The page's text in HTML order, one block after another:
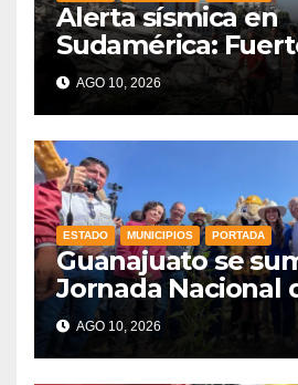
Alerta sísmica en
Sudamérica:
terremoto de
sacude diversas
AGO 10, 2026
ESTADO MUNICIPIOS PORTADA
Guanajuato se
Jornada Nacional
Reforestación
sembrar 4,580
AGO 10, 2026